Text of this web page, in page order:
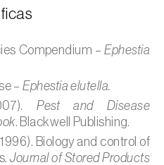
(
frugiperda
(Keiferia lycopersicella
dimensiones
Compendium –Ephestia
–Ephestia elutella.
Pest and Disease
. Blackwell Publishing.
Biology and control of
Journal of Stored Products